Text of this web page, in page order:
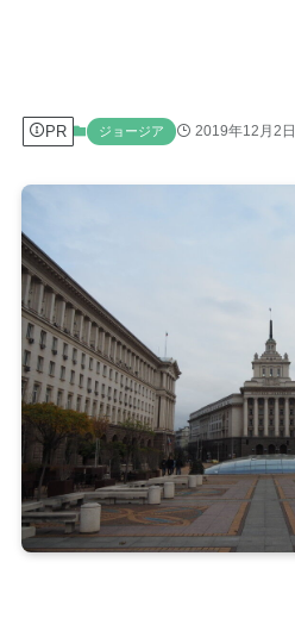
PR ジョージア 2019年12月2日